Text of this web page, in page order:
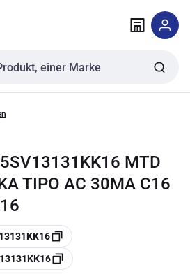
MTD
TIPO AC 30MA C16